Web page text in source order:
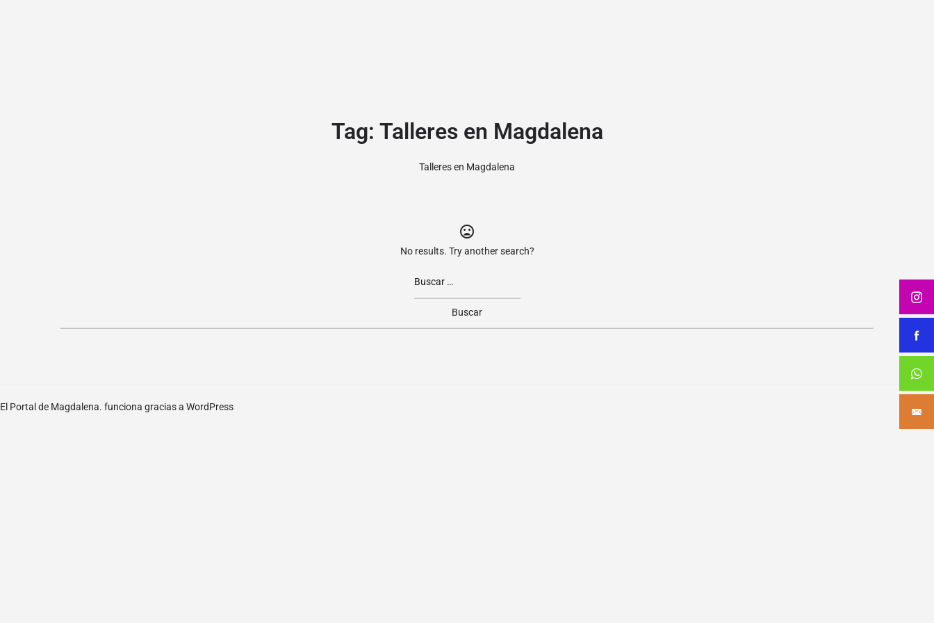
Tag: Talleres en Magdalena
Talleres en Magdalena
No results. Try another search?
El Portal de Magdalena. funciona gracias a WordPress